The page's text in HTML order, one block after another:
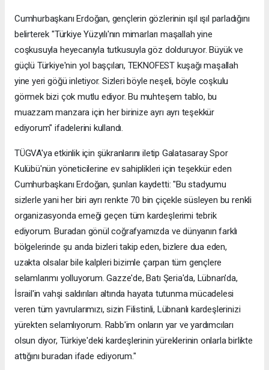
Cumhurbaşkanı Erdoğan, gençlerin gözlerinin ışıl ışıl parladığını
belirterek "Türkiye Yüzyılı'nın mimarları maşallah yine
coşkusuyla heyecanıyla tutkusuyla göz dolduruyor. Büyük ve
güçlü Türkiye'nin yol başçıları, TEKNOFEST kuşağı maşallah
yine yeri göğü inletiyor. Sizleri böyle neşeli, böyle coşkulu
görmek bizi çok mutlu ediyor. Bu muhteşem tablo, bu
muazzam manzara için her birinize ayrı ayrı teşekkür
ediyorum" ifadelerini kullandı.
TÜGVA'ya etkinlik için şükranlarını iletip Galatasaray Spor
Kulübü'nün yöneticilerine ev sahiplikleri için teşekkür eden
Cumhurbaşkanı Erdoğan, şunları kaydetti: "Bu stadyumu
sizlerle yani her biri ayrı renkte 70 bin çiçekle süsleyen bu renkli
organizasyonda emeği geçen tüm kardeşlerimi tebrik
ediyorum. Buradan gönül coğrafyamızda ve dünyanın farklı
bölgelerinde şu anda bizleri takip eden, bizlere dua eden,
uzakta olsalar bile kalpleri bizimle çarpan tüm gençlere
selamlarımı yolluyorum. Gazze'de, Batı Şeria'da, Lübnan'da,
İsrail'in vahşi saldırıları altında hayata tutunma mücadelesi
veren tüm yavrularımızı, sizin Filistinli, Lübnanlı kardeşlerinizi
yürekten selamlıyorum. Rabb'im onların yar ve yardımcıları
olsun diyor, Türkiye'deki kardeşlerinin yüreklerinin onlarla birlikte
attığını buradan ifade ediyorum."